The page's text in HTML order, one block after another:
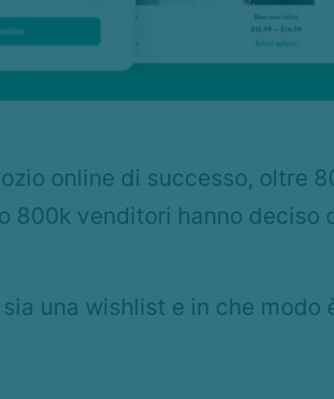
online di successo, oltre
800k venditori hanno deciso
una wishlist e in che modo